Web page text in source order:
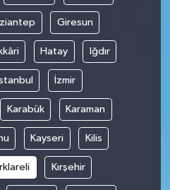
Giresun
Hatay Iğdır
İzmir
Karabük Karaman
Kayseri Kilis
Kırşehir